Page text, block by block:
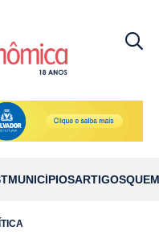
MUNICÍPIOSARTIGOS